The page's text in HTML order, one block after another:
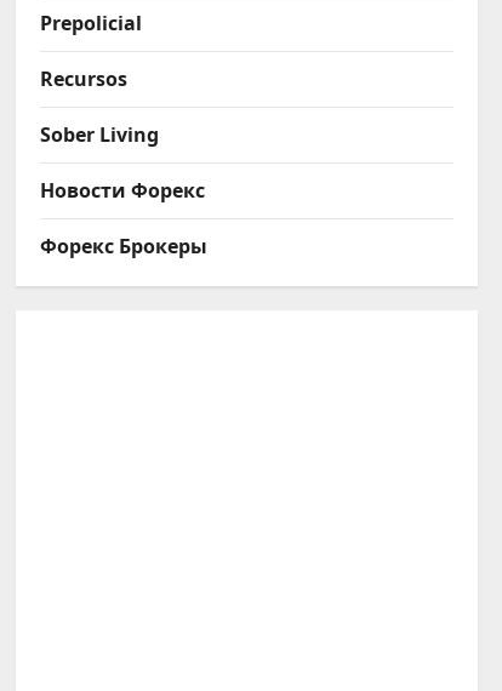
Prepolicial
Recursos
Sober Living
Новости Форекс
Форекс Брокеры